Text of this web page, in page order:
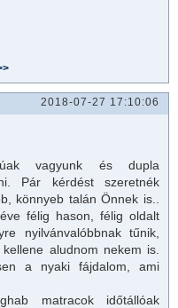
2018-07-27 17:10:06
vagyunk és dupla
Pár kérdést szeretnék
könnyeb talán Önnek is..
félig hason, félig oldalt
nyilvánvalóbbnak tűnik,
aludnom nekem is.
a nyaki fájdalom, ami
matracok időtállóak